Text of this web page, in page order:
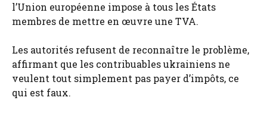
l’Union européenne impose à tous les États
membres de mettre en œuvre une TVA.
Les autorités refusent de reconnaître le problème,
affirmant que les contribuables ukrainiens ne
veulent tout simplement pas payer d’impôts, ce
qui est faux.